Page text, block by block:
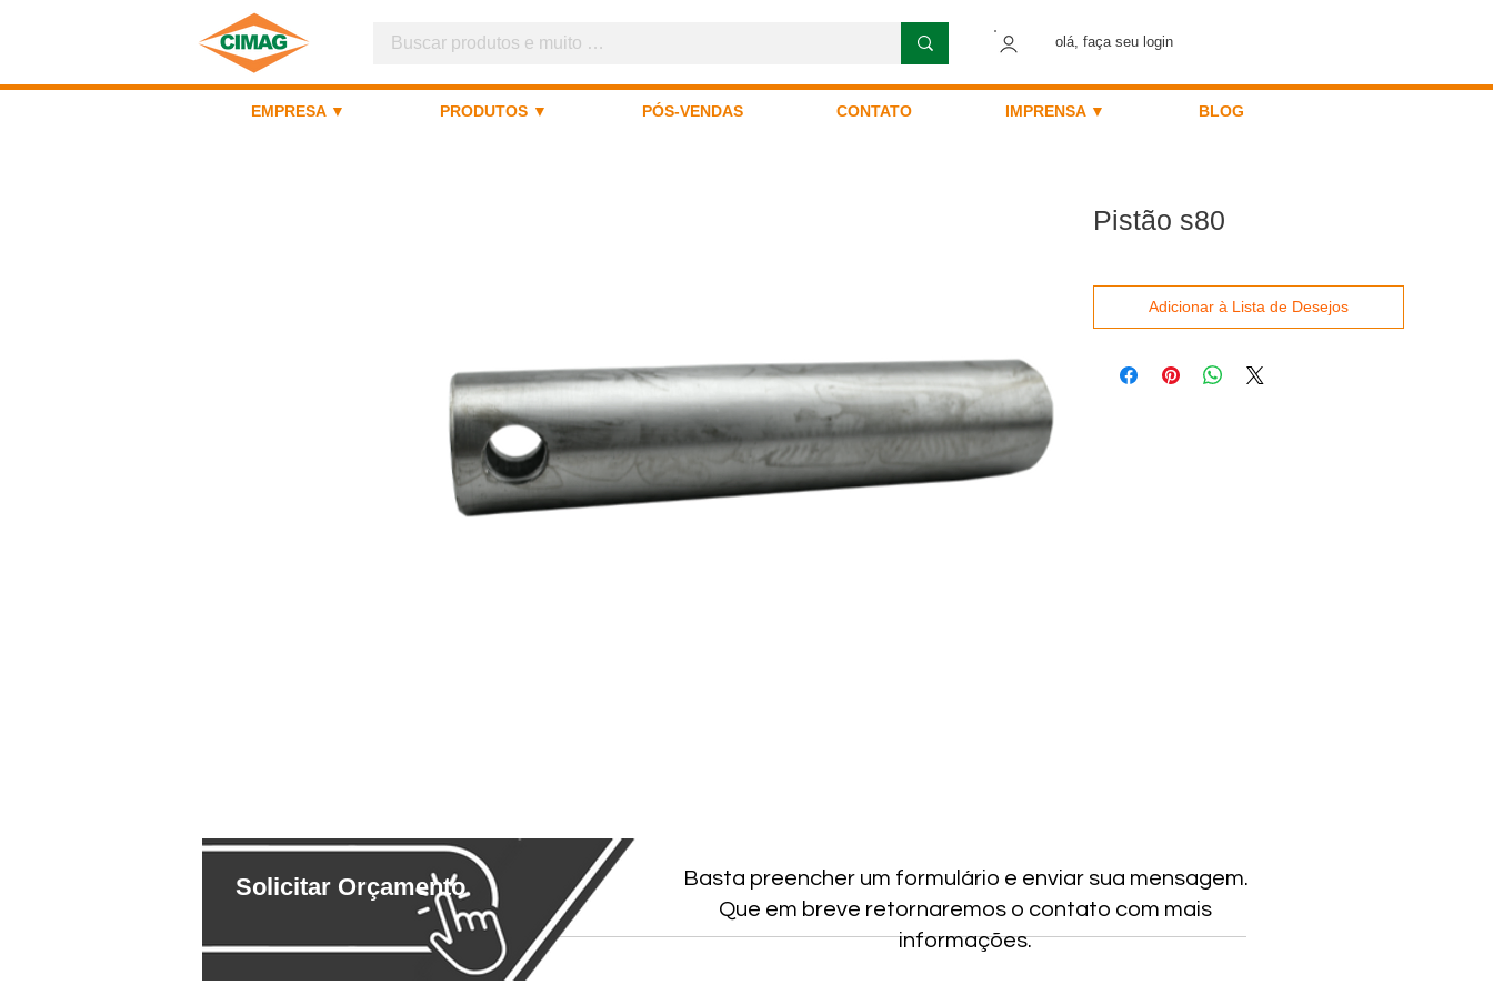
olá, faça seu login
EMPRESA ▼ PRODUTOS ▼ PÓS-VENDAS CONTATO IMPRENSA ▼ BLOG
Pistão s80
Adicionar à Lista de Desejos
Solicitar Orçamento
Basta preencher um formulário e enviar sua mensagem.
Que em breve retornaremos o contato com mais
informações.